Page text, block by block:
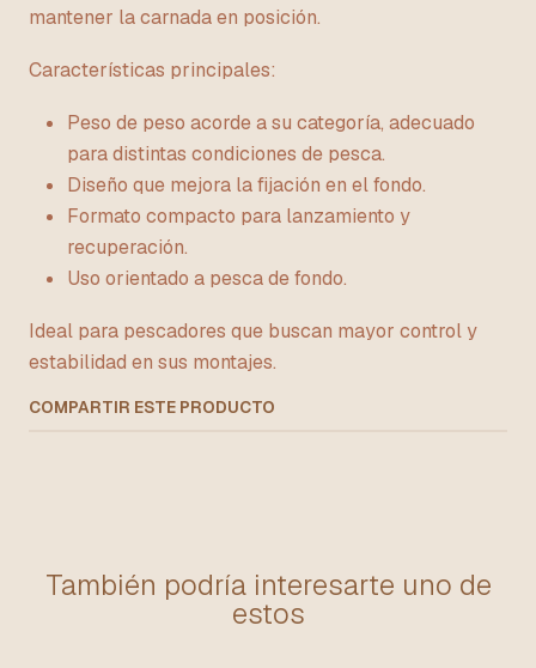
mantener la carnada en posición.
Características principales:
Peso de peso acorde a su categoría, adecuado
para distintas condiciones de pesca.
Diseño que mejora la fijación en el fondo.
Formato compacto para lanzamiento y
recuperación.
Uso orientado a pesca de fondo.
Ideal para pescadores que buscan mayor control y
estabilidad en sus montajes.
COMPARTIR ESTE PRODUCTO
También podría interesarte uno de
estos